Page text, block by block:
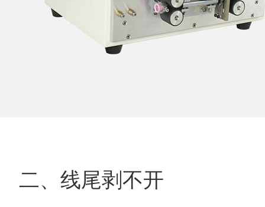
二、线尾剥不开